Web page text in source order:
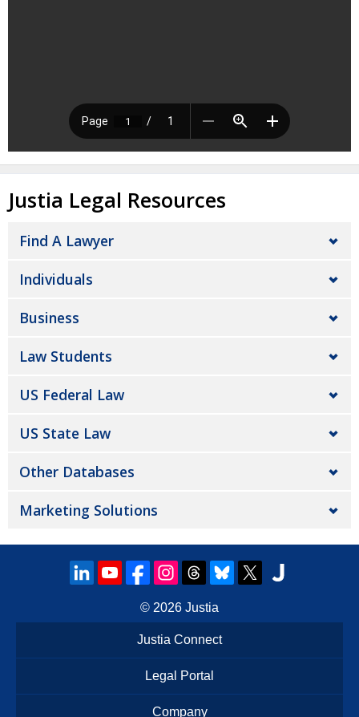
Justia Legal Resources
Find A Lawyer
Individuals
Business
Law Students
US Federal Law
US State Law
Other Databases
Marketing Solutions
© 2026 Justia
Justia Connect
Legal Portal
Company